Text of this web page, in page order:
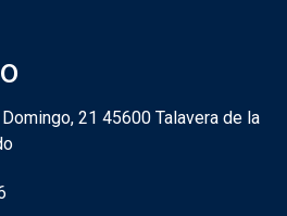
21 45600 Talavera de la